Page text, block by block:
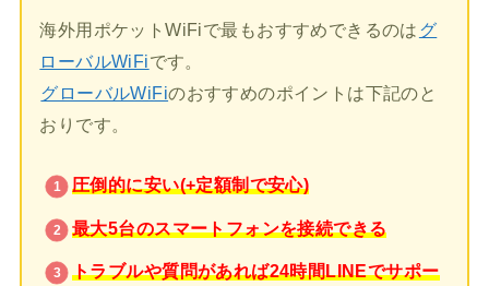
海外用ポケットWiFiで最もおすすめできるのは グ
ローバルWiFiです。
グローバルWiFiのおすすめのポイントは下記のと
おりです。
圧倒的に安い(+定額制で安心)
最大5台のスマートフォンを接続できる
トラブルや質問があれば24時間LINEでサポー